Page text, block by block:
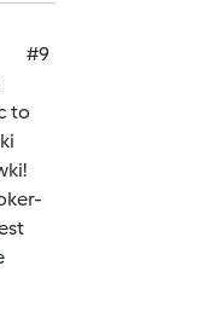
#9
to